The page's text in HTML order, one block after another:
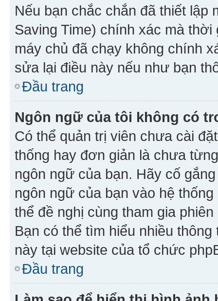
Nếu bạn chắc chắn đã thiết lập
Saving Time) chính xác mà
máy chủ đã chạy không chính
sửa lại điều này nếu như bạn
Đầu trang
Ngôn ngữ của tôi không có
Có thể quản trị viên chưa cài
thống hay đơn giản là chưa
ngôn ngữ của bạn. Hãy cố
ngôn ngữ của bạn vào hệ
thể đề nghị cùng tham gia
Bạn có thể tìm hiểu nhiều
này tại website của tổ chức
Đầu trang